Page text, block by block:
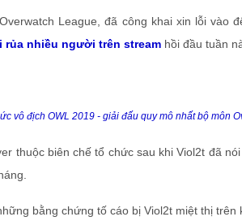
League, đã công khai xin lỗi vào
rủa nhiều người trên stream hồi đầu tuần
vô địch OWL 2019 - giải đấu quy mô nhất bộ môn
thuộc biên chế tổ chức sau khi Viol2t đã
bằng chứng tố cáo bị Viol2t miệt thị trên